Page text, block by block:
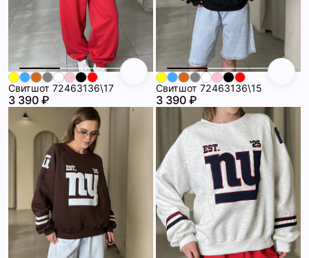
Свитшот 72463136\17
3 390 ₽
Свитшот 72463136\15
3 390 ₽